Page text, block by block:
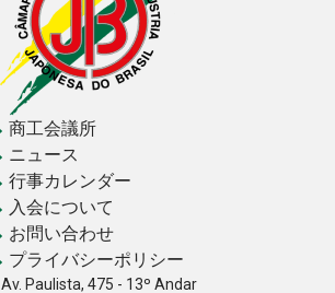
商工会議所
ニュース
行事カレンダー
入会について
お問い合わせ
プライバシーポリシー
Av. Paulista, 475 - 13º Andar